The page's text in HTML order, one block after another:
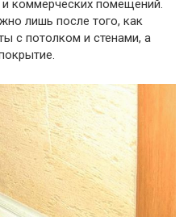
коммерческих помещений.
лишь после того, как
с потолком и стенами, а